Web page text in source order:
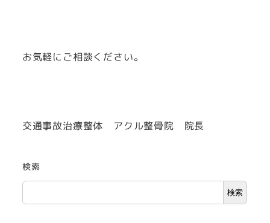
お気軽にご相談ください。
交通事故治療整体 アクル整骨院 院長
検索
検索